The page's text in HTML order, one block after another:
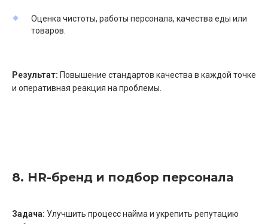
Оценка чистоты, работы персонала, качества еды или
товаров.
Результат: Повышение стандартов качества в каждой точке
и оперативная реакция на проблемы.
8. HR-бренд и подбор персонала
Задача: Улучшить процесс найма и укрепить репутацию